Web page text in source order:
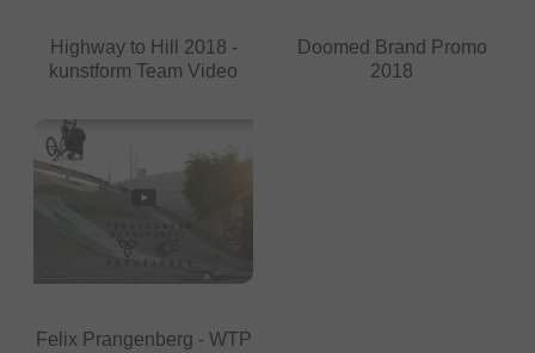
Highway to Hill 2018 -
kunstform Team Video
Doomed Brand Promo
2018
Felix Prangenberg - WTP